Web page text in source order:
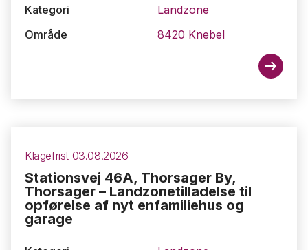
Kategori
Landzone
Område
8420 Knebel
Klagefrist 03.08.2026
Stationsvej 46A, Thorsager By,
Thorsager – Landzonetilladelse til
opførelse af nyt enfamiliehus og
garage